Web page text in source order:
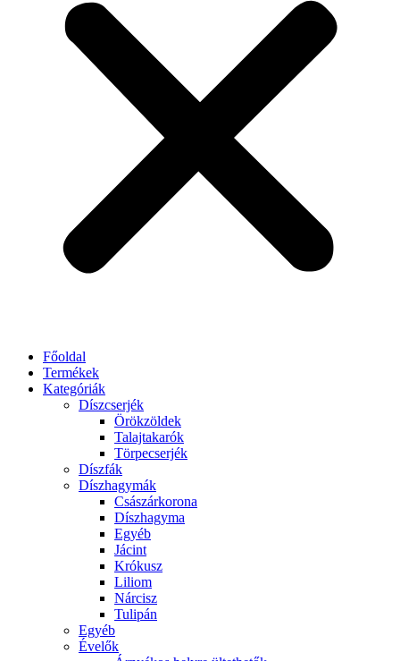
Főoldal
Termékek
Kategóriák
Díszcserjék
Örökzöldek
Talajtakarók
Törpecserjék
Díszfák
Díszhagymák
Császárkorona
Díszhagyma
Egyéb
Jácint
Krókusz
Liliom
Nárcisz
Tulipán
Egyéb
Évelők